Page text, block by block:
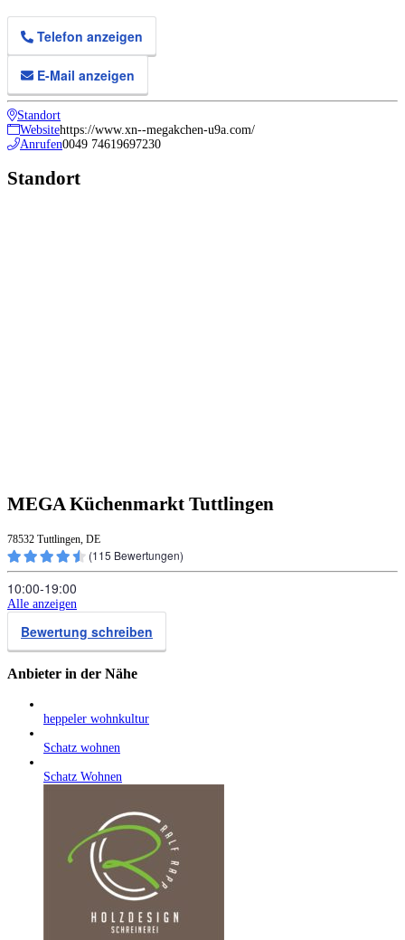
Telefon anzeigen
E-Mail anzeigen
Standort
Websitehttps://www.xn--megakchen-u9a.com/
Anrufen0049 74619697230
Standort
MEGA Küchenmarkt Tuttlingen
78532 Tuttlingen, DE
(115 Bewertungen)
10:00‑19:00
Alle anzeigen
Bewertung schreiben
Anbieter in der Nähe
heppeler wohnkultur
Schatz wohnen
Schatz Wohnen